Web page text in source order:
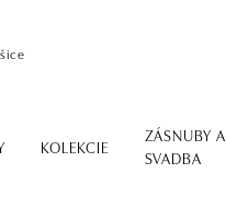
KOLEKCIE
ZÁSNUBY A
SVADBA